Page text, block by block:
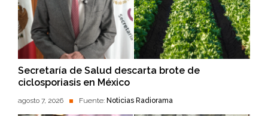
Secretaría de Salud descarta brote de
ciclosporiasis en México
agosto 7, 2026 Fuente: Noticias Radiorama